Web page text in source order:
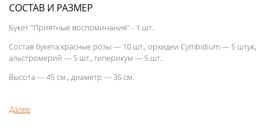
СОСТАВ И РАЗМЕР
Букет "Приятные воспоминания" - 1 шт..
Состав букета:красные розы — 10 шт., орхидеи Cymbidium — 5 штук,
альстромерий — 5 шт., гиперикум — 5 шт..
Высота — 45 см., диаметр — 35 см.
Далее